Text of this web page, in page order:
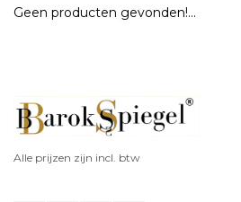
Geen producten gevonden!...
Alle prijzen zijn incl. btw